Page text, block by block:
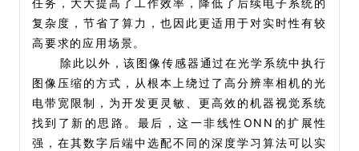
复杂度，节省了算力，也因此更适用于对实时性有较
高要求的应用场景。
除此以外，该图像传感器通过在光学系统中执行
图像压缩的方式，从根本上绕过了高分辨率相机的光
电带宽限制，为开发更灵敏、更高效的机器视觉系统
找到了新的思路。最后，这一非线性ONN的扩展性
强，在其数字后端中选配不同的深度学习算法可以实